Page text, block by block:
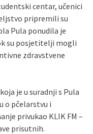
centar, učenici
pripremili su
Pula ponudila je
su posjetitelji mogli
zdravstvene
je u suradnji s Pula
o pčelarstvu i
privukao KLIK FM –
prisutnih.